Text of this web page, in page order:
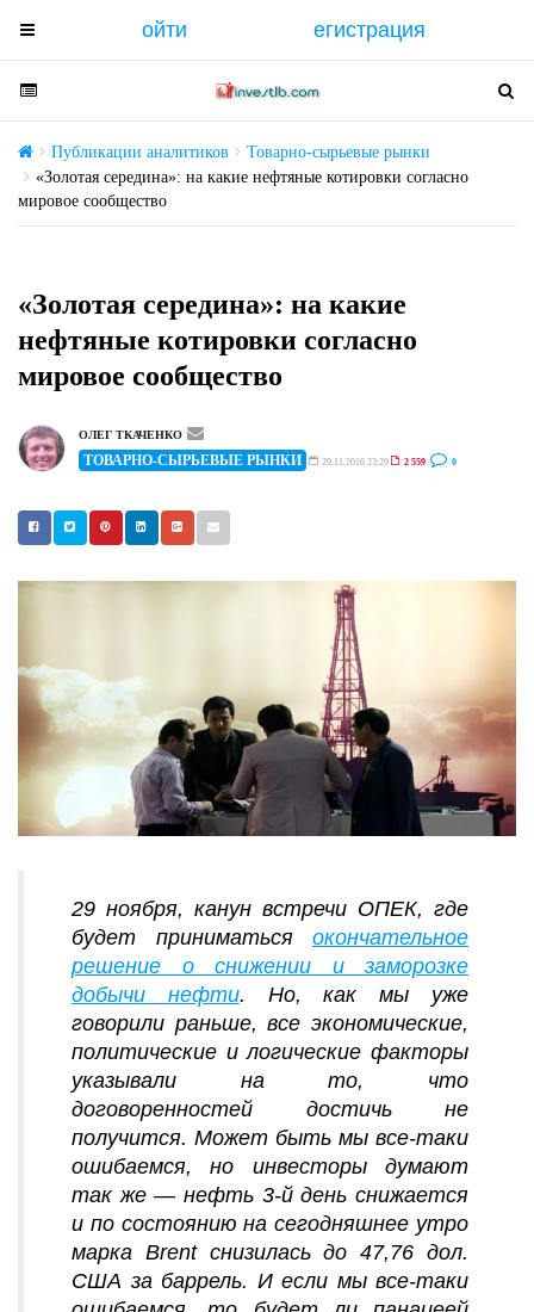
T
o
g
e
n
a
g
a
t
o
n
ойти егистрация
T
o
g
g
l
e
v
i
g
t
i
T
o
e
Публикации аналитиков
Товарно-сырьевые рынки
«Золотая середина»: на какие нефтяные котировки согласно
мировое сообщество
«Золотая середина»: на какие
нефтяные котировки согласно
мировое сообщество
ОЛЕГ ТКАЧЕНКО
ТОВАРНО-СЫРЬЕВЫЕ РЫНКИ 29.11.2016 23:29 2 559 0
29 ноября, канун встречи ОПЕК, где
будет приниматься окончательное
решение о снижении и заморозке
добычи нефти. Но, как мы уже
говорили раньше, все экономические,
политические и логические факторы
указывали на то, что
договоренностей достичь не
получится. Может быть мы все-таки
ошибаемся, но инвесторы думают
так же — нефть 3-й день снижается
и по состоянию на сегодняшнее утро
марка Brent снизилась до 47,76 дол.
США за баррель. И если мы все-таки